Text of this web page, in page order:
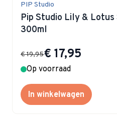
PIP Studio
Pip Studio Lily &
300ml
Special Price
€ 17,95
€ 19,95
Op voorraad
In winkelwagen